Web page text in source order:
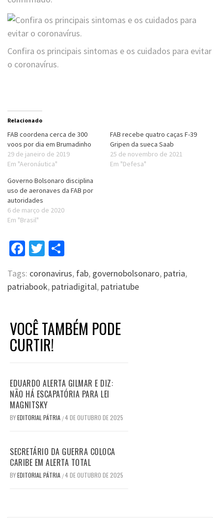
Confira os principais sintomas e os cuidados para evitar
o coronavírus.
Relacionado
FAB coordena cerca de 300
voos por dia em Brumadinho
29 de janeiro de 2019
Em "Aeronáutica"
FAB recebe quatro caças F-39
Gripen da sueca Saab
25 de novembro de 2021
Em "Defesa"
Governo Bolsonaro disciplina
uso de aeronaves da FAB por
autoridades
6 de março de 2020
Em "Brasil"
Facebook
Twitter
Tags: coronavirus, fab, governobolsonaro, patria,
patriabook, patriadigital, patriatube
VOCÊ TAMBÉM PODE
CURTIR!
EDUARDO ALERTA GILMAR E DIZ:
NÃO HÁ ESCAPATÓRIA PARA LEI
MAGNITSKY
BYEDITORIAL PÁTRIA /4 DE OUTUBRO DE 2025
SECRETÁRIO DA GUERRA COLOCA
CARIBE EM ALERTA TOTAL
BYEDITORIAL PÁTRIA /4 DE OUTUBRO DE 2025